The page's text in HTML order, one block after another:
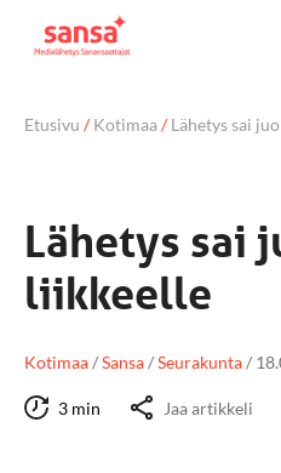
Etusivu /Kotimaa/Lähetys sai
Lähetys sai
liikkeelle
Kotimaa/Sansa/Seurakunta/
3 min Jaa artikkeli